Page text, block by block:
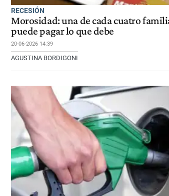
RECESIÓN
Morosidad: una de cada cuatro
puede pagar lo que debe
20-06-2026 14:39
AGUSTINA BORDIGONI